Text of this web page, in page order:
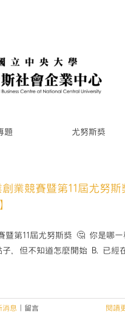
題 尤努斯獎
業競賽暨第11屆尤努斯
暨第11屆尤努斯獎 🤔 你是哪一
，但不知道怎麼開始 B. 已經
消息
在
留言
閱讀